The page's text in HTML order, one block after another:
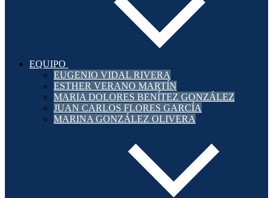
EQUIPO
EUGENIO VIDAL RIVERA
ESTHER VERANO MARTÍN
MARIA DOLORES BENÍTEZ GONZÁLEZ
JUAN CARLOS FLORES GARCÍA
MARINA GONZÁLEZ OLIVERA